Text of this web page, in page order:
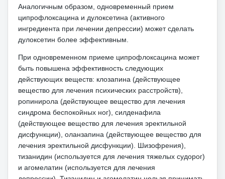
Аналогичным образом, одновременный прием
ципрофлоксацина и дулоксетина (активного
ингредиента при лечении депрессии) может сделать
дулоксетин более эффективным.
При одновременном приеме ципрофлоксацина может
быть повышена эффективность следующих
действующих веществ: клозапина (действующее
вещество для лечения психических расстройств),
ропинирола (действующее вещество для лечения
синдрома беспокойных ног), силденафила
(действующее вещество для лечения эректильной
дисфункции), оланзапина (действующее вещество для
лечения эректильной дисфункции). Шизофрения),
тизанидин (используется для лечения тяжелых судорог)
и агомелатин (используется для лечения